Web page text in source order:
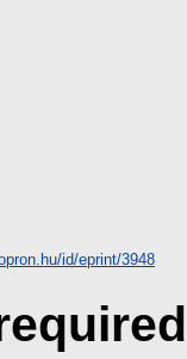
id/eprint/3948